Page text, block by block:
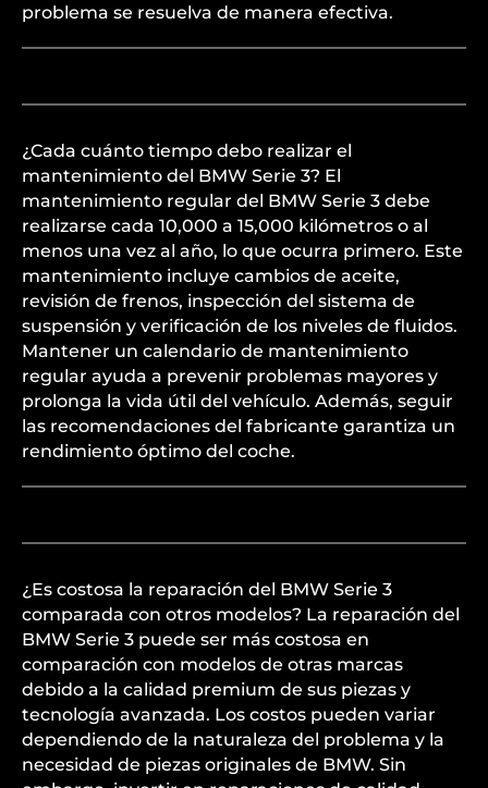
problema se resuelva de manera efectiva.
¿Cada cuánto tiempo debo realizar el
mantenimiento del BMW Serie 3? El
mantenimiento regular del BMW Serie 3 debe
realizarse cada 10,000 a 15,000 kilómetros o al
menos una vez al año, lo que ocurra primero. Este
mantenimiento incluye cambios de aceite,
revisión de frenos, inspección del sistema de
suspensión y verificación de los niveles de fluidos.
Mantener un calendario de mantenimiento
regular ayuda a prevenir problemas mayores y
prolonga la vida útil del vehículo. Además, seguir
las recomendaciones del fabricante garantiza un
rendimiento óptimo del coche.
¿Es costosa la reparación del BMW Serie 3
comparada con otros modelos? La reparación del
BMW Serie 3 puede ser más costosa en
comparación con modelos de otras marcas
debido a la calidad premium de sus piezas y
tecnología avanzada. Los costos pueden variar
dependiendo de la naturaleza del problema y la
necesidad de piezas originales de BMW. Sin